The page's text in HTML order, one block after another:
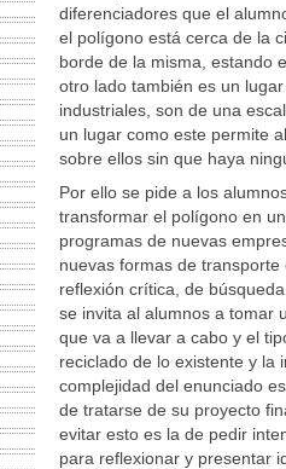
diferenciadores que el
el polígono está cerca de la
borde de la misma, estando
otro lado también es un
industriales, son de una
un lugar como este permite
sobre ellos sin que haya
Por ello se pide a los
transformar el polígono en
programas de nuevas
nuevas formas de
reflexión crítica, de
se invita al alumnos a tomar
que va a llevar a cabo y el
reciclado de lo existente y la
complejidad del enunciado
de tratarse de su proyecto
evitar esto es la de pedir
para reflexionar y presentar